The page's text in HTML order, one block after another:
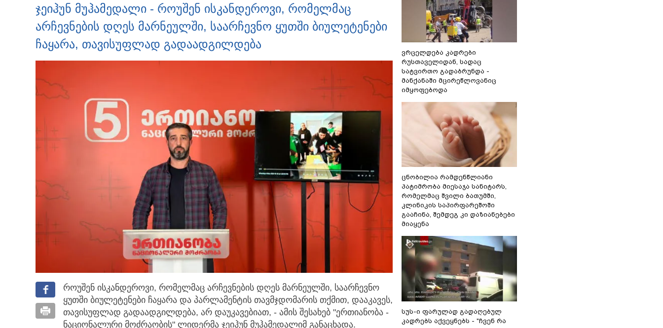
ჯეიჰუნ მუჰამედალი - როუშენ ისკანდეროვი, რომელმაც
არჩევნების დღეს მარნეულში, საარჩევნო ყუთში ბიულეტენები
ჩაყარა, თავისუფლად გადაადგილდება
როუშენ ისკანდეროვი, რომელმაც არჩევნების დღეს მარნეულში, საარჩევნო
ყუთში ბიულეტენები ჩაყარა და პარლამენტის თავმჯდომარის თქმით, დააკავეს,
თავისუფლად გადაადგილდება, არ დაუკავებიათ, - ამის შესახებ "ერთიანობა -
ნაციონალური მოძრაობის" ლიდერმა ჯეიჰუნ მუჰამედალიმ განაცხადა.
ვრცელდება კადრები
რუსთაველიდან, სადაც
სატვირთო გადაბრუნდა -
მანქანაში მცირეწლოვანიც
იმყოფებოდა
ცნობილია რამდენწლიანი
პატიმრობა მიესაჯა სანიტარს,
რომელმაც შვილი ბათუმში,
კლინიკის საპირფარეშოში
გააჩინა, შემდეგ კი დაზიანებები
მიაყენა
სუს-ი ფარულად გადაღებულ
კადრებს აქვეყნებს - "ჩვენ რა